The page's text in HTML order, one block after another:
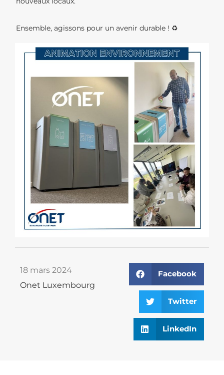
Ensemble, agissons pour un avenir durable ! ♻️
18 mars 2024
Onet Luxembourg
Facebook
Twitter
LinkedIn